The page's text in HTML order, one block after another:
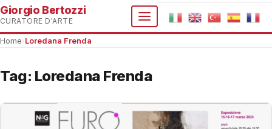
Giorgio Bertozzi
CURATORE D'ARTE
Home Loredana Frenda
Tag: Loredana Frenda